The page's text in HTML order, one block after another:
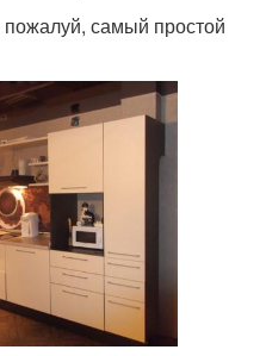
пожалуй, самый простой